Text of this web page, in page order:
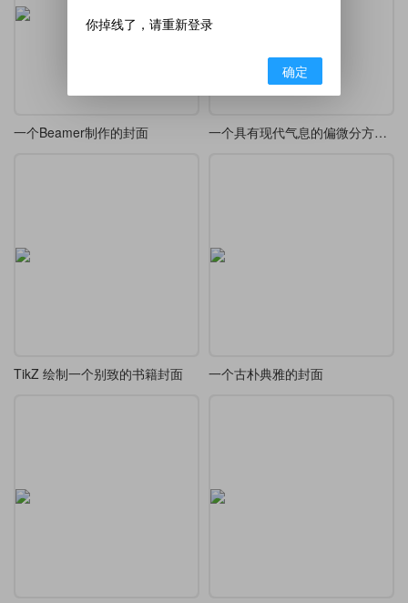
一个Beamer制作的封面 一个具有现代气息的偏微分方程中文书籍封面
TikZ 绘制一个别致的书籍封面 一个古朴典雅的封面
你掉线了，请重新登录
确定